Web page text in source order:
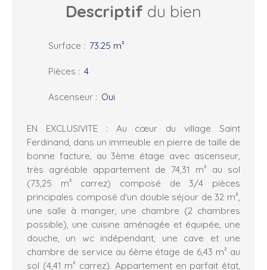
Descriptif du bien
Surface : 73.25 m²
Pièces : 4
Ascenseur : Oui
EN EXCLUSIVITE : Au cœur du village Saint
Ferdinand, dans un immeuble en pierre de taille de
bonne facture, au 3ème étage avec ascenseur,
très agréable appartement de 74,31 m² au sol
(73,25 m² carrez) composé de 3/4 pièces
principales composé d'un double séjour de 32 m²,
une salle à manger, une chambre (2 chambres
possible), une cuisine aménagée et équipée, une
douche, un wc indépendant, une cave et une
chambre de service au 6ème étage de 6,43 m² au
sol (4,41 m² carrez). Appartement en parfait état,